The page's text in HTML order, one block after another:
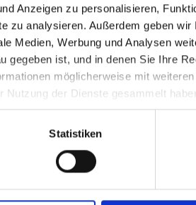
Anzeigen zu personalisieren,
zu analysieren. Außerdem geben wir
Medien, Werbung und Analysen
gegeben ist, und in denen Sie Ihre
möglicherweise mit
der Dienste gesammelt
Statistiken